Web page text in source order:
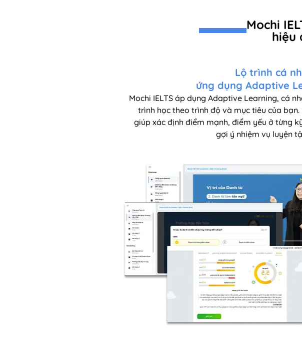
Mochi
hiệu
Lộ trình cá
ứng dụng Adaptive
Mochi IELTS áp dụng Adaptive Learning, cá
trình học theo trình độ và mục tiêu của bạn.
giúp xác định điểm mạnh, điểm yếu ở từng
gợi ý nhiệm vụ luyện